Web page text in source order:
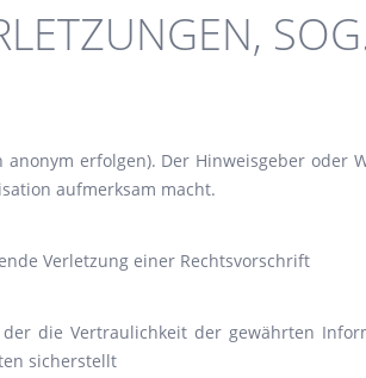
erfolgen). Der Hinweisgeber
aufmerksam macht.
Verletzung einer Rechtsvorschrift
die Vertraulichkeit der gewährten
sicherstellt